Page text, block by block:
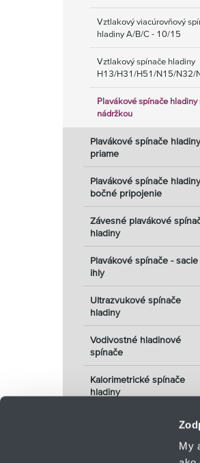
My
Vztlakový viacúrovňový
hladiny A/B/C - 10/15
Vztlakový spínače hladiny
H13/H31/H51/N15/N32/
Plavákové spínače hladiny
nádržkou
Plavákové spínače
priame
Plavákové spínače
bočné pripojenie
Závesné plavákové
hladiny
Plavákové spínače - sacie
ihly
Ultrazvukové spínače
hladiny
Vodivostné hladinové
spínače
Kalorimetrické spínače
hladiny